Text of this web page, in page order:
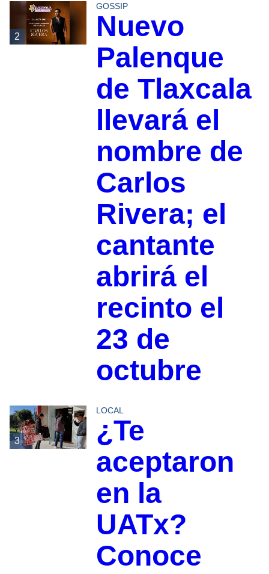
2
GOSSIP
Nuevo
Palenque
de Tlaxcala
llevará el
nombre de
Carlos
Rivera; el
cantante
abrirá el
recinto el
23 de
octubre
3
LOCAL
¿Te
aceptaron
en la
UATx?
Conoce